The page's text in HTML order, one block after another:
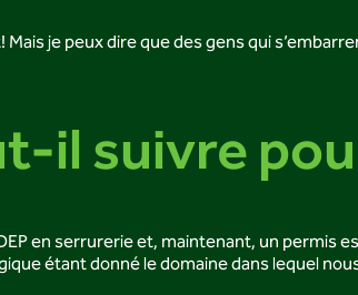
je peux dire que des gens qui
il suivre
en serrurerie et, maintenant, un permis
étant donné le domaine dans lequel